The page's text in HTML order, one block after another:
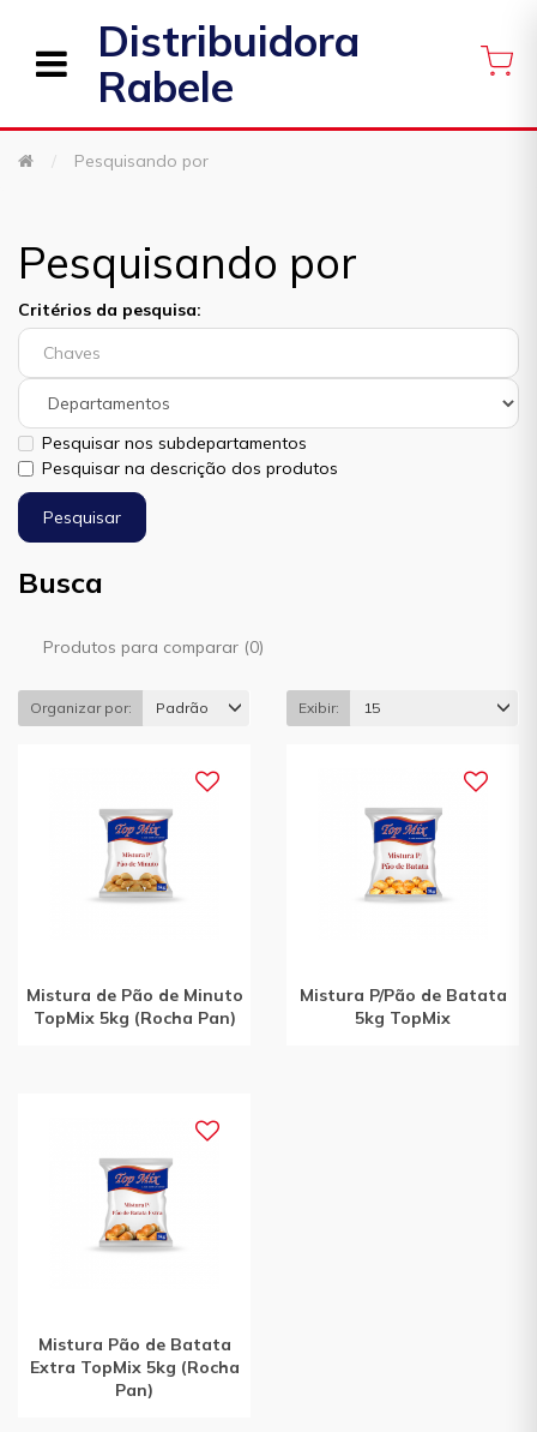
Distribuidora
Rabele
Pesquisando por
Pesquisando por
Critérios da pesquisa:
Pesquisar nos subdepartamentos
Pesquisar na descrição dos produtos
Busca
Produtos para comparar (0)
Organizar por: Padrão Exibir: 15
Mistura de Pão de Minuto
TopMix 5kg (Rocha Pan)
Mistura P/Pão de Batata
5kg TopMix
Mistura Pão de Batata
Extra TopMix 5kg (Rocha
Pan)